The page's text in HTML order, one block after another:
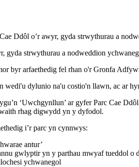
Ddôl o’r awyr, gyda strwythurau a
byr arfaethedig fel rhan o'r Gronfa
wedi'u dylunio na'u costio'n llawn, ac ar
‘Uwchgynllun’ ar gyfer Parc Cae
rhag digwydd yn y dyfodol.
i’r parc yn cynnwys:
antur’
gwlyptir yn y parthau mwyaf tueddol
ychwanegol